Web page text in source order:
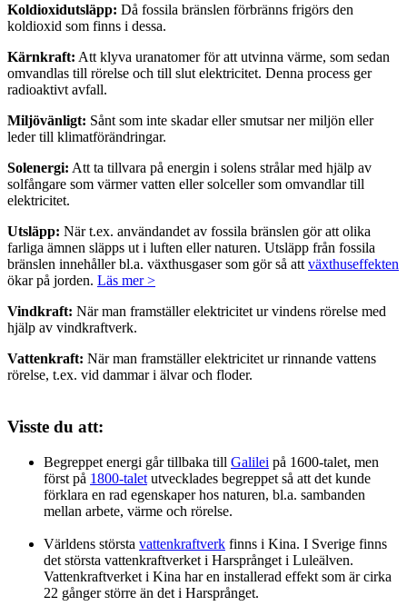
Koldioxidutsläpp: Då fossila bränslen förbränns frigörs den
koldioxid som finns i dessa.
Kärnkraft: Att klyva uranatomer för att utvinna värme, som sedan
omvandlas till rörelse och till slut elektricitet. Denna process ger
radioaktivt avfall.
Miljövänligt: Sånt som inte skadar eller smutsar ner miljön eller
leder till klimatförändringar.
Solenergi: Att ta tillvara på energin i solens strålar med hjälp av
solfångare som värmer vatten eller solceller som omvandlar till
elektricitet.
Utsläpp: När t.ex. användandet av fossila bränslen gör att olika
farliga ämnen släpps ut i luften eller naturen. Utsläpp från fossila
bränslen innehåller bl.a. växthusgaser som gör så att växthuseffekten
ökar på jorden. Läs mer >
Vindkraft: När man framställer elektricitet ur vindens rörelse med
hjälp av vindkraftverk.
Vattenkraft: När man framställer elektricitet ur rinnande vattens
rörelse, t.ex. vid dammar i älvar och floder.
Visste du att:
Begreppet energi går tillbaka till Galilei på 1600-talet, men
först på 1800-talet utvecklades begreppet så att det kunde
förklara en rad egenskaper hos naturen, bl.a. sambanden
mellan arbete, värme och rörelse.
Världens största vattenkraftverk finns i Kina. I Sverige finns
det största vattenkraftverket i Harsprånget i Luleälven.
Vattenkraftverket i Kina har en installerad effekt som är cirka
22 gånger större än det i Harsprånget.